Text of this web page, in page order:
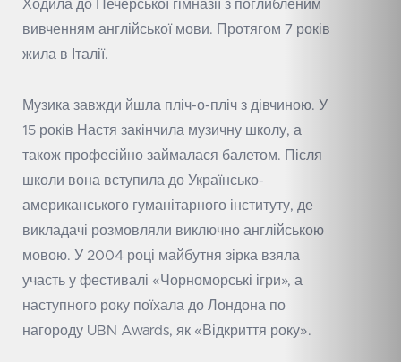
Ходила до Печерської гімназії з поглибленим
вивченням англійської мови. Протягом 7 років
жила в Італії.
Музика завжди йшла пліч-о-пліч з дівчиною. У
15 років Настя закінчила музичну школу, а
також професійно займалася балетом. Після
школи вона вступила до Українсько-
американського гуманітарного інституту, де
викладачі розмовляли виключно англійською
мовою. У 2004 році майбутня зірка взяла
участь у фестивалі «Чорноморські ігри», а
наступного року поїхала до Лондона по
нагороду UBN Awards, як «Відкриття року».